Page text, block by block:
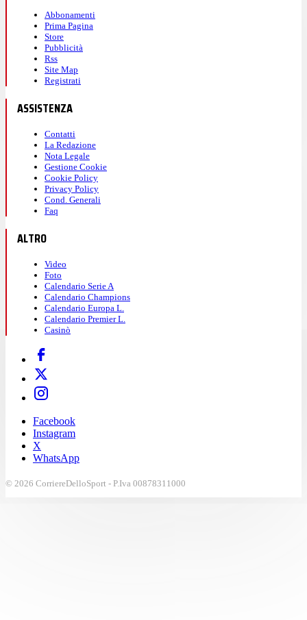
Abbonamenti
Prima Pagina
Store
Pubblicità
Rss
Site Map
Registrati
ASSISTENZA
Contatti
La Redazione
Nota Legale
Gestione Cookie
Cookie Policy
Privacy Policy
Cond. Generali
Faq
ALTRO
Video
Foto
Calendario Serie A
Calendario Champions
Calendario Europa L.
Calendario Premier L.
Casinò
Facebook
Instagram
X
WhatsApp
© 2026 CorriereDelloSport - P.Iva 00878311000